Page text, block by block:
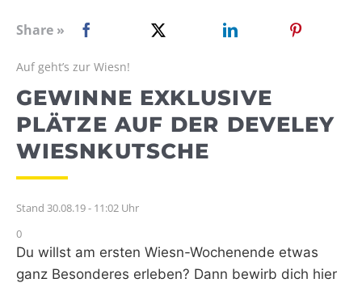
WEBRADIO
Share »
Auf geht’s zur Wiesn!
GEWINNE EXKLUSIVE
PLÄTZE AUF DER DEVELEY
WIESNKUTSCHE
Stand 30.08.19 - 11:02 Uhr
0
Du willst am ersten Wiesn-Wochenende etwas
ganz Besonderes erleben? Dann bewirb dich hier